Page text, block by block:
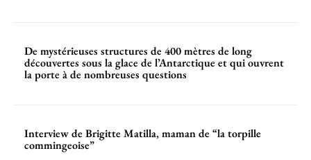
De mystérieuses structures de 400 mètres de long
découvertes sous la glace de l’Antarctique et qui ouvrent
la porte à de nombreuses questions
Interview de Brigitte Matilla, maman de “la torpille
commingeoise”